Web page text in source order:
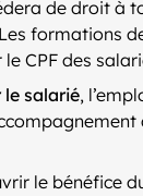
de droit à
formations
CPF des
le salarié,
le bénéfice